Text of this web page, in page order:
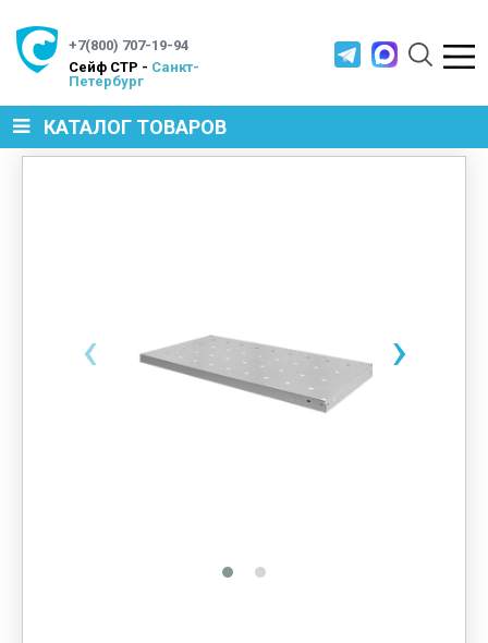
+7(800) 707-19-94
Cейф СТР - Санкт-
Петербург
КАТАЛОГ ТОВАРОВ
МЕТАЛЛИЧЕСКИЕ СТЕЛЛАЖИ
ПРОИЗВОДСТВЕННАЯ МЕБЕЛЬ
СИСТЕМЫ ХРАНЕНИЯ
‹ ›